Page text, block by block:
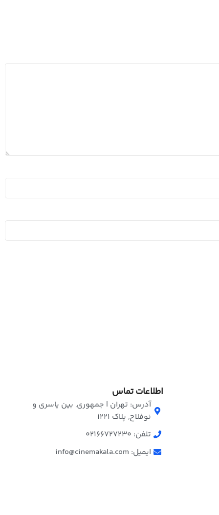
اطلاعات تماس
آدرس: تهران | جمهوری, بین یاسری و
نوفلاح, پلاک ۱۲۲۱
تلفن: 02166727230
ایمیل: info@cinemakala.com